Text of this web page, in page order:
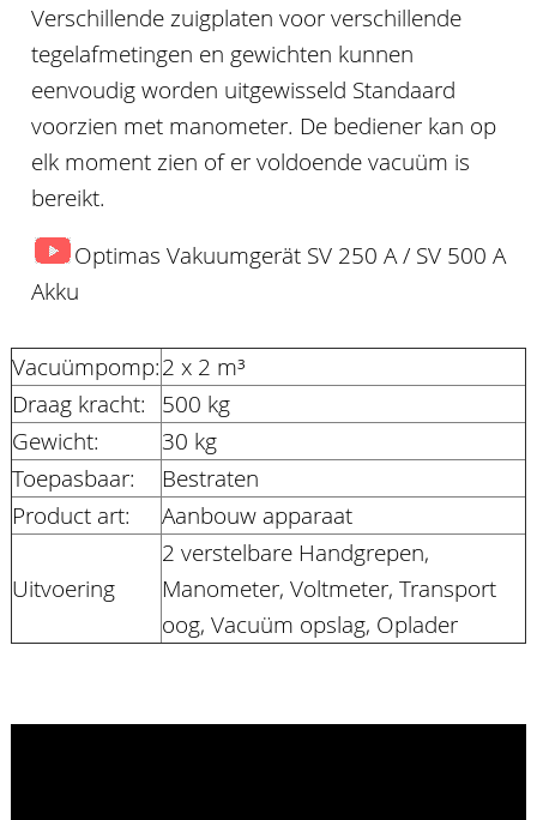
Verschillende zuigplaten voor verschillende
tegelafmetingen en gewichten kunnen
eenvoudig worden uitgewisseld Standaard
voorzien met manometer. De bediener kan op
elk moment zien of er voldoende vacuüm is
bereikt.
Optimas Vakuumgerät SV 250 A / SV 500 A
Akku
Vacuümpomp:2 x 2 m³
Draag kracht:
500 kg
Gewicht:
30 kg
Toepasbaar:
Bestraten
Product art:
Aanbouw apparaat
Uitvoering
2 verstelbare Handgrepen,
Manometer, Voltmeter, Transport
oog, Vacuüm opslag, Oplader